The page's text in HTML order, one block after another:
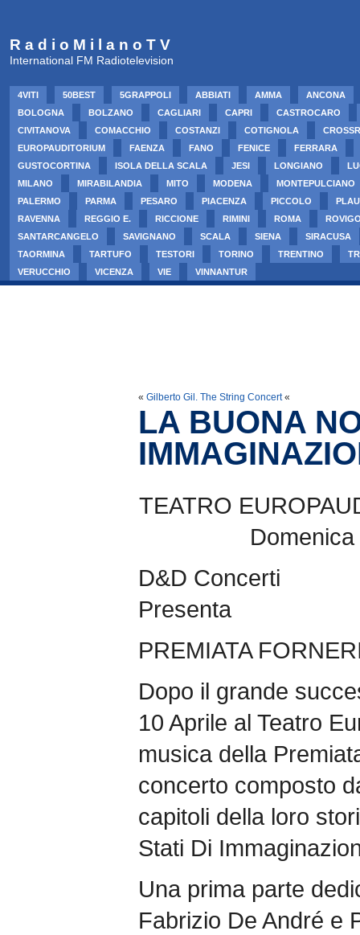
R a d i o M i l a n o T V
International FM Radiotelevision
4VITI 50BEST 5GRAPPOLI ABBIATI AMMA
ANCONA
BOLOGNA
BOLZANO CAGLIARI CAPRI
CASTROCARO
CIVITANOVA
COMACCHIO COSTANZI COTIGNOLA
EUROPAUDITORIUM
FAENZA FANO FENICE
FERRARA
GUSTOCORTINA
ISOLA DELLA SCALA JESI LONGIANO
MILANO
MIRABILANDIA MITO MODENA
MONTEPULCIANO
PALERMO
PARMA PESARO PIACENZA PICCOLO
RAVENNA
REGGIO E. RICCIONE RIMINI ROMA
SANTARCANGELO
SAVIGNANO SCALA SIENA
SIRACUSA
TAORMINA
TARTUFO TESTORI TORINO TRENTINO
VERUCCHIO
VICENZA VIE VINNANTUR
« Gilberto Gil. The String Concert«
LA BUONA
TEATRO
D&D Concerti
Presenta
PREMIATA
Dopo il grande
10 Aprile al Teatro
musica della
concerto composto
capitoli della loro
Stati Di
Una prima parte
Fabrizio De André e